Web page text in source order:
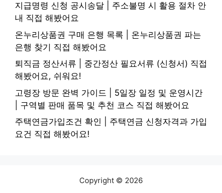
지급명령 신청 공시송달 | 주소불명 시 활용 절차 안
내 직접 해봤어요
온누리상품권 구매 은행 목록 | 온누리상품권 파는
은행 찾기 직접 해봤어요
퇴직금 정산서류 | 중간정산 필요서류 (신청서) 직접
해봤어요, 쉬워요!
고령장 방문 완벽 가이드 | 5일장 일정 및 운영시간
| 구역별 판매 품목 및 추천 코스 직접 해봤어요
주택연금가입조건 확인 | 주택연금 신청자격과 가입
요건 직접 해봤어요!
Copyright © 2026